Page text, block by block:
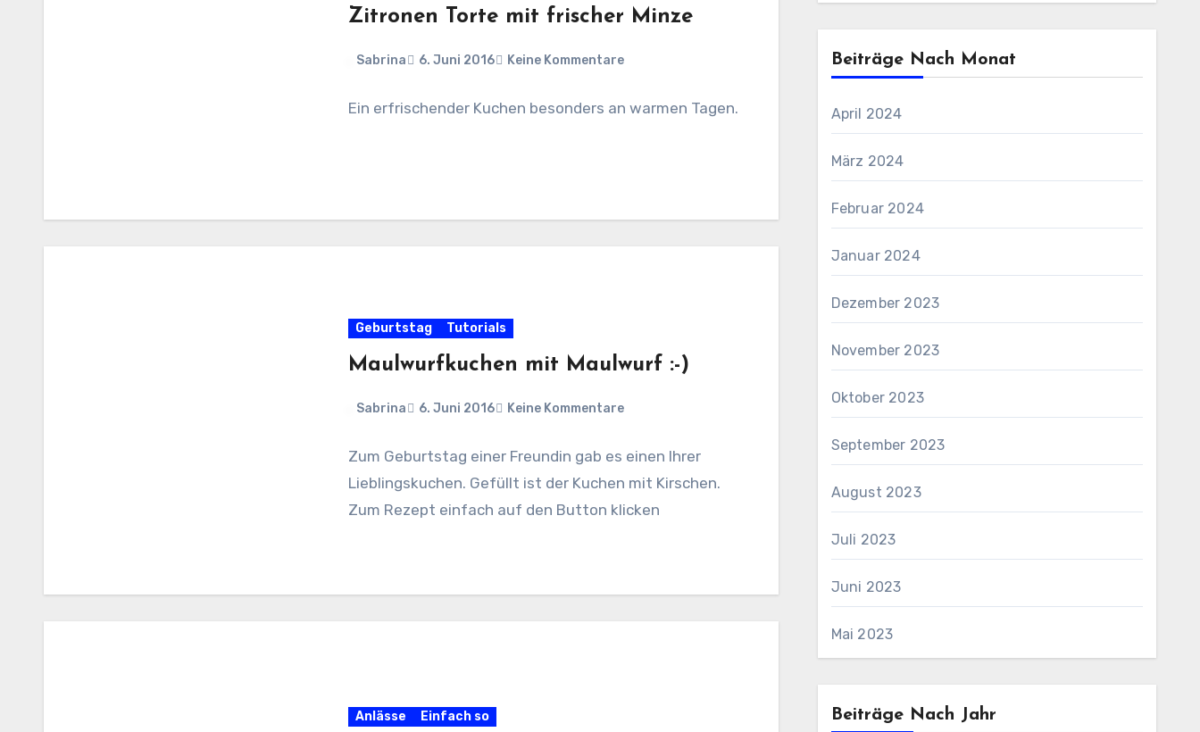
Zitronen Torte mit frischer Minze
Sabrina 6. Juni 2016 Keine Kommentare
Ein erfrischender Kuchen besonders an warmen Tagen.
Geburtstag Tutorials
Maulwurfkuchen mit Maulwurf :-)
Sabrina 6. Juni 2016 Keine Kommentare
Zum Geburtstag einer Freundin gab es einen Ihrer
Lieblingskuchen. Gefüllt ist der Kuchen mit Kirschen.
Zum Rezept einfach auf den Button klicken
Anlässe Einfach so
Beiträge Nach Monat
April 2024
März 2024
Februar 2024
Januar 2024
Dezember 2023
November 2023
Oktober 2023
September 2023
August 2023
Juli 2023
Juni 2023
Mai 2023
Beiträge Nach Jahr